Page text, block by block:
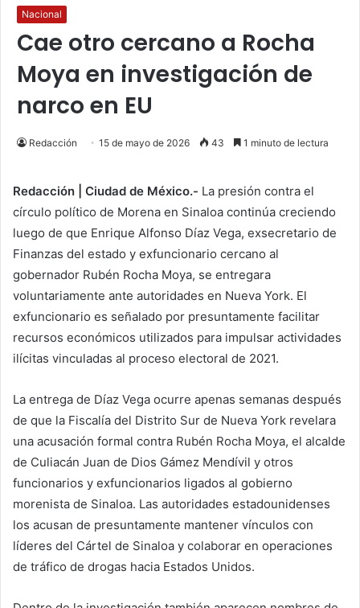
Nacional
Cae otro cercano a Rocha
Moya en investigación de
narco en EU
Redacción 15 de mayo de 2026 43 1 minuto de lectura
Redacción | Ciudad de México.- La presión contra el
círculo político de Morena en Sinaloa continúa creciendo
luego de que Enrique Alfonso Díaz Vega, exsecretario de
Finanzas del estado y exfuncionario cercano al
gobernador Rubén Rocha Moya, se entregara
voluntariamente ante autoridades en Nueva York. El
exfuncionario es señalado por presuntamente facilitar
recursos económicos utilizados para impulsar actividades
ilícitas vinculadas al proceso electoral de 2021.
La entrega de Díaz Vega ocurre apenas semanas después
de que la Fiscalía del Distrito Sur de Nueva York revelara
una acusación formal contra Rubén Rocha Moya, el alcalde
de Culiacán Juan de Dios Gámez Mendívil y otros
funcionarios y exfuncionarios ligados al gobierno
morenista de Sinaloa. Las autoridades estadounidenses
los acusan de presuntamente mantener vínculos con
líderes del Cártel de Sinaloa y colaborar en operaciones
de tráfico de drogas hacia Estados Unidos.